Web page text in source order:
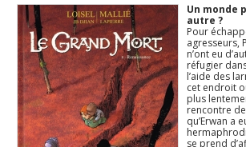
Un monde
autre ?
Pour
agresseurs,
n’ont eu
réfugier
l’aide des
cet endroit
plus
rencontre
qu’Erwan a
se prend